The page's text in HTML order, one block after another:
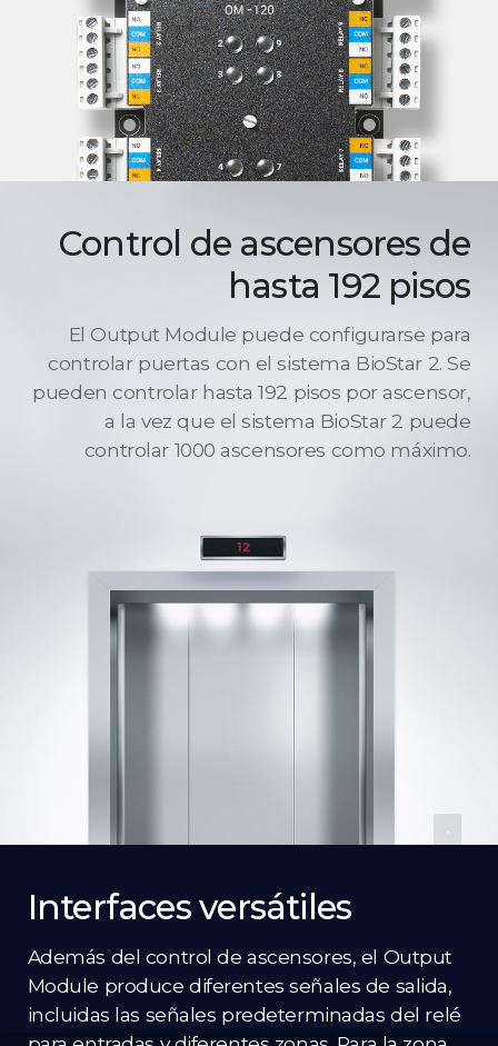
Control de ascensores de
hasta 192 pisos
El Output Module puede configurarse para
controlar puertas con el sistema BioStar 2. Se
pueden controlar hasta 192 pisos por ascensor,
a la vez que el sistema BioStar 2 puede
controlar 1000 ascensores como máximo.
Interfaces versátiles
Además del control de ascensores, el Output
Module produce diferentes señales de salida,
incluidas las señales predeterminadas del relé